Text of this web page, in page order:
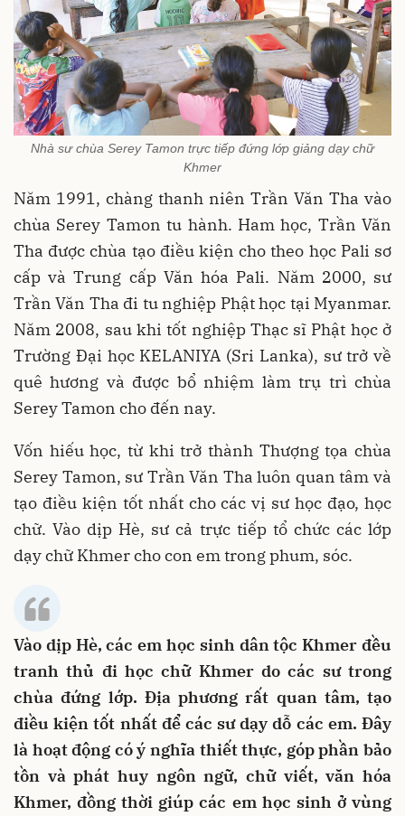
Nhà sư chùa Serey Tamon trực tiếp đứng lớp giảng dạy chữ
Khmer
Năm 1991, chàng thanh niên Trần Văn Tha vào
chùa Serey Tamon tu hành. Ham học, Trần Văn
Tha được chùa tạo điều kiện cho theo học Pali sơ
cấp và Trung cấp Văn hóa Pali. Năm 2000, sư
Trần Văn Tha đi tu nghiệp Phật học tại Myanmar.
Năm 2008, sau khi tốt nghiệp Thạc sĩ Phật học ở
Trường Đại học KELANIYA (Sri Lanka), sư trở về
quê hương và được bổ nhiệm làm trụ trì chùa
Serey Tamon cho đến nay.
Vốn hiếu học, từ khi trở thành Thượng tọa chùa
Serey Tamon, sư Trần Văn Tha luôn quan tâm và
tạo điều kiện tốt nhất cho các vị sư học đạo, học
chữ. Vào dịp Hè, sư cả trực tiếp tổ chức các lớp
dạy chữ Khmer cho con em trong phum, sóc.
Vào dịp Hè, các em học sinh dân tộc Khmer đều
tranh thủ đi học chữ Khmer do các sư trong
chùa đứng lớp. Địa phương rất quan tâm, tạo
điều kiện tốt nhất để các sư dạy dỗ các em. Đây
là hoạt động có ý nghĩa thiết thực, góp phần bảo
tồn và phát huy ngôn ngữ, chữ viết, văn hóa
Khmer, đồng thời giúp các em học sinh ở vùng